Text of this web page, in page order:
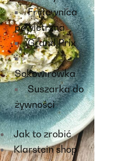
Frytownica
powietrzna
Grand Prix
Sokowirówka
Suszarka do
żywności
Jak to zrobić
Klarstein shop